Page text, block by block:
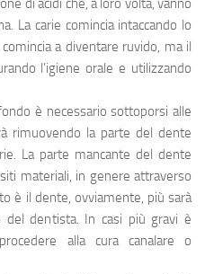
di acidi che, a loro volta, vanno
. La carie comincia intaccando lo
a diventare ruvido, ma il
l’igiene orale e utilizzando
è necessario sottoporsi alle
rimuovendo la parte del dente
La parte mancante del dente
materiali, in genere attraverso
è il dente, ovviamente, più sarà
del dentista. In casi più gravi è
alla cura canalare o